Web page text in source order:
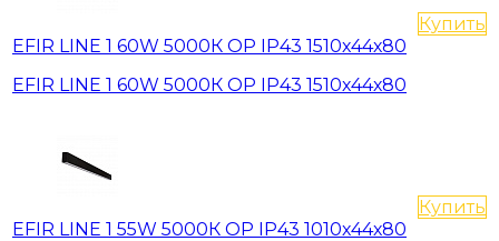
EFIR LINE 1 60W 5000К OP IP43 1510х44х80
EFIR LINE 1 60W 5000К OP IP43 1510х44х80
Купить
EFIR LINE 1 55W 5000К OP IP43 1010х44х80
Купить